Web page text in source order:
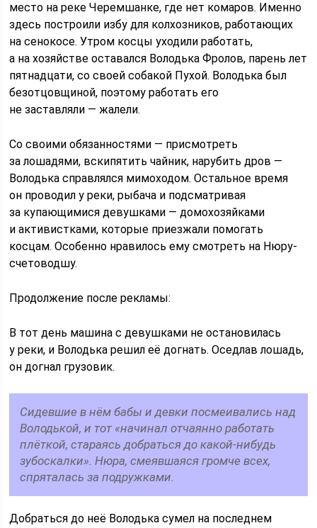
место на реке Черемшанке, где нет комаров. Именно
здесь построили избу для колхозников, работающих
на сенокосе. Утром косцы уходили работать,
а на хозяйстве оставался Володька Фролов, парень лет
пятнадцати, со своей собакой Пухой. Володька был
безотцовщиной, поэтому работать его
не заставляли — жалели.
Со своими обязанностями — присмотреть
за лошадями, вскипятить чайник, нарубить дров —
Володька справлялся мимоходом. Остальное время
он проводил у реки, рыбача и подсматривая
за купающимися девушками — домохозяйками
и активистками, которые приезжали помогать
косцам. Особенно нравилось ему смотреть на Нюру-
счетоводшу.
Продолжение после рекламы:
В тот день машина с девушками не остановилась
у реки, и Володька решил её догнать. Оседлав лошадь,
он догнал грузовик.
Сидевшие в нём бабы и девки посмеивались над
Володькой, и тот «начинал отчаянно работать
плёткой, стараясь добраться до какой-нибудь
зубоскалки». Нюра, смеявшаяся громче всех,
спряталась за подружками.
Добраться до неё Володька сумел на последнем